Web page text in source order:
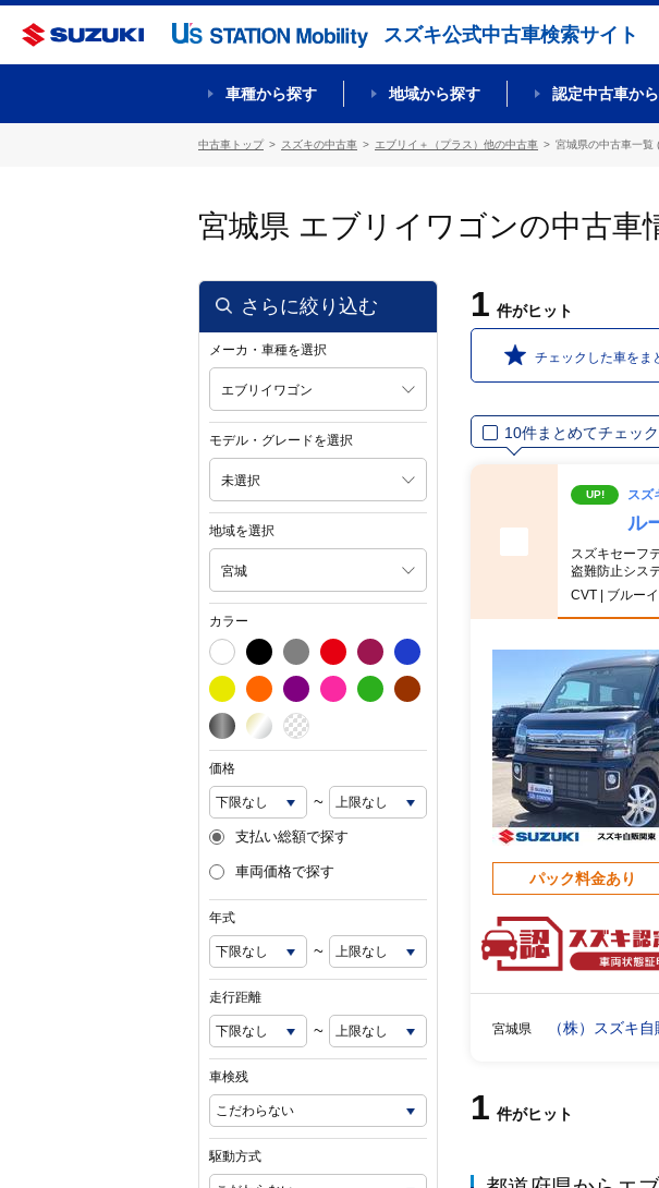
スズキ公式中古車検索サイト
車種から探す 地域から探す 認定中古車か
中古車トップ スズキの中古車 エブリイ＋（プラス）他の中古車 宮城県の中古車一覧
宮城県 エブリイワゴンの中古車
さらに絞り込む
メーカ・車種を選択
エブリイワゴン
モデル・グレードを選択
未選択
地域を選択
宮城
カラー
価格
~
支払い総額で探す
車両価格で探す
年式
~
走行距離
~
車検残
駆動方式
1 件がヒット
チェックした車をま
10件まとめてチェック
UP! スズ
ル
スズキセー
盗難防止シ
CVT | ブルー
パック料金あり
宮城県 （株）スズキ
1 件がヒット